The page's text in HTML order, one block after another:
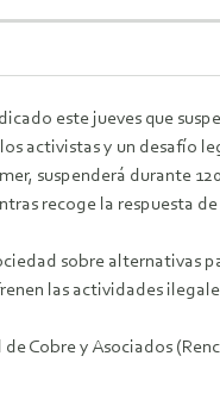
este jueves que
activistas y un desafío
suspenderá durante
recoge la respuesta
sobre alternativas
las actividades
Cobre y Asociados